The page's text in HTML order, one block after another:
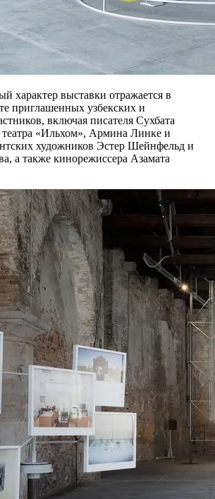
характер выставки отражается в
приглашенных узбекских и
включая писателя Сухбата
«Ильхом», Армина Линке и
художников Эстер Шейнфельд и
а также кинорежиссера Азамата